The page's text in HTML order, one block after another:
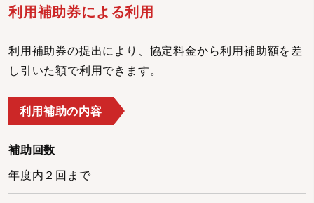
利用補助券による利用
利用補助券の提出により、協定料金から利用補助額を差
し引いた額で利用できます。
利用補助の内容
補助回数
年度内２回まで